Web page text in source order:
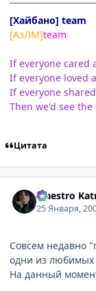
[Хайбано] team
[АзЛМ]team
If everyone cared
If everyone loved
If everyone
Then we'd see
Цитата
Maestro
25 Января,
Совсем недавно
одни из любимых
На данный